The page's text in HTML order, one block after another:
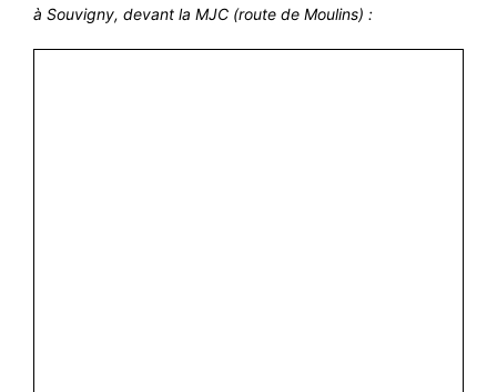
#DÉBATS
#PRESSE
à Souvigny, devant la MJC (route de Moulins) :